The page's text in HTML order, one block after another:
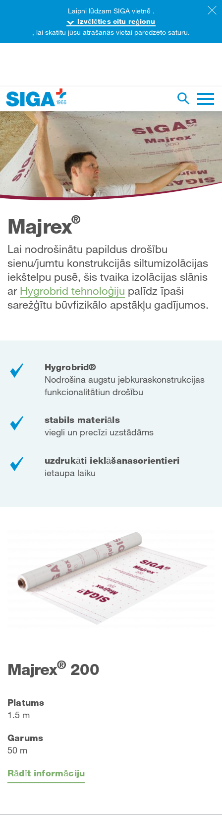
Pārslēgt
šajā tīmekļa lapā
Majrex®
Lai nodrošinātu papildus drošību
sienu/jumtu konstrukcijās siltumizolācijas
iekštelpu pusē, šis tvaika izolācijas slānis
ar Hygrobrid tehnoloģiju palīdz īpaši
sarežģītu būvfizikālo apstākļu gadījumos.
Hygrobrid®
Nodrošina augstu jebkuraskonstrukcijas
funkcionalitātiun drošību
stabils materiāls
viegli un precīzi uzstādāms
uzdrukāti ieklāšanasorientieri
ietaupa laiku
Majrex®200
Platums
1.5 m
Garums
50 m
Rādīt informāciju
Laipni lūdzam SIGA vietnē .
Izvēlēties citu reģionu
, lai skatītu jūsu atrašanās vietai paredzēto saturu.